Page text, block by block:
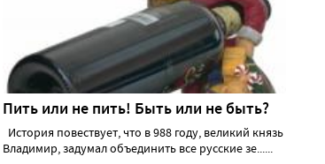
Пить или не пить! Быть или не быть?
История повествует, что в 988 году, великий князь
Владимир, задумал объединить все русские зе......